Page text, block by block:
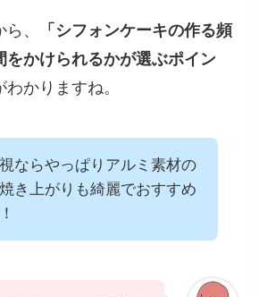
、
「シフォンケーキの作る頻
をかけられるかが選ぶポイン
かりますね。
ならやっぱりアルミ素材の
き上がりも綺麗でおすすめ